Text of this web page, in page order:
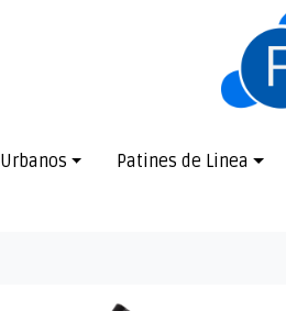
Urbanos Patines de Linea